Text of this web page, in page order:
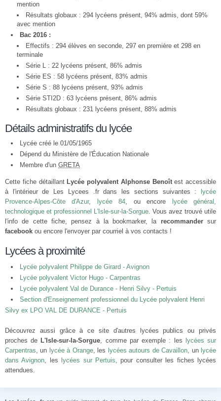
mention
Résultats globaux : 294 lycéens présent, 94% admis, dont 59%
avec mention
Bac 2016 :
Effectifs : 294 élèves en seconde, 297 en première et 298 en
terminale
Série L : 22 lycéens présent, 86% admis
Série ES : 58 lycéens présent, 83% admis
Série S : 88 lycéens présent, 93% admis
Série STI2D : 63 lycéens présent, 86% admis
Résultats globaux : 231 lycéens présent, 88% admis
Détails administratifs du lycée
Lycée créé le 01/05/1965
Dépend du Ministère de l'Éducation Nationale
Membre d'un GRETA
Cette fiche détaillant Lycée polyvalent Alphonse Benoîtest accessible
à l'intérieur de Les Lycees .fr dans les sections suivantes :
lycée
Provence-Alpes-Côte d'Azur, lycée 84, ou encore
lycée général,
technologique et professionnel L'Isle-sur-la-Sorgue. Vous avez trouvé utile
l'info de cette fiche, pensez à la bookmarker, la recommandersur
facebook ou encore l'envoyer par courriel à vos contacts !
Lycées à proximité
Lycée polyvalent Philippe de Girard - Avignon
Lycée polyvalent Victor Hugo - Carpentras
Lycée polyvalent Val de Durance - Henri Silvy - Pertuis
Section d'Enseignement professionnel du Lycée polyvalent Henri
Silvy ex LPO VAL DE DURANCE - Pertuis
Découvrez aussi grâce à ce site d'autres lycées publics ou privés
proches de L'Isle-sur-la-Sorgue, comme par exemple : les
lycées sur
Carpentras, un lycée à Orange, les lycées autours de Cavaillon, un lycée
dans Avignon, les lycées sur Pertuis, pour consulter les fiches lycées
attendues.